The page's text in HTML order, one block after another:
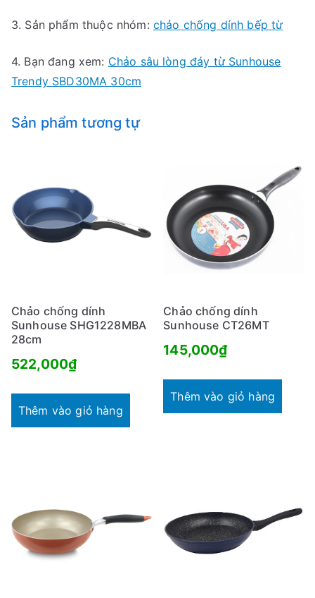
3. Sản phẩm thuộc nhóm: chảo chống dính bếp từ
4. Bạn đang xem: Chảo sâu lòng đáy từ Sunhouse
Trendy SBD30MA 30cm
Sản phẩm tương tự
Chảo chống dính
Sunhouse SHG1228MBA
28cm
522,000₫
Thêm vào giỏ hàng
Chảo chống dính
Sunhouse CT26MT
145,000₫
Thêm vào giỏ hàng